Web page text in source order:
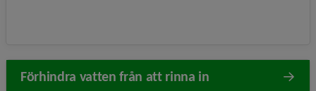
Förhindra vatten från att rinna in